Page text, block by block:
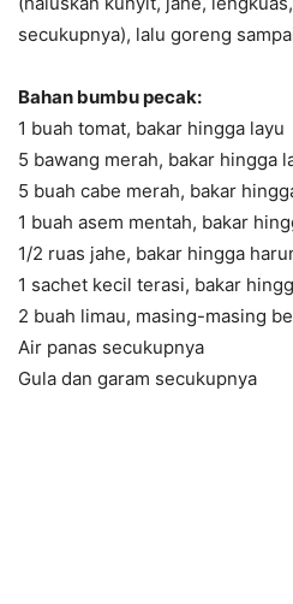
secukupnya), lalu goreng
Bahan bumbu pecak:
1 buah tomat, bakar hingga layu
5 bawang merah, bakar hingga
5 buah cabe merah, bakar
1 buah asem mentah, bakar
1/2 ruas jahe, bakar hingga
1 sachet kecil terasi, bakar
2 buah limau, masing-masing
Air panas secukupnya
Gula dan garam secukupnya